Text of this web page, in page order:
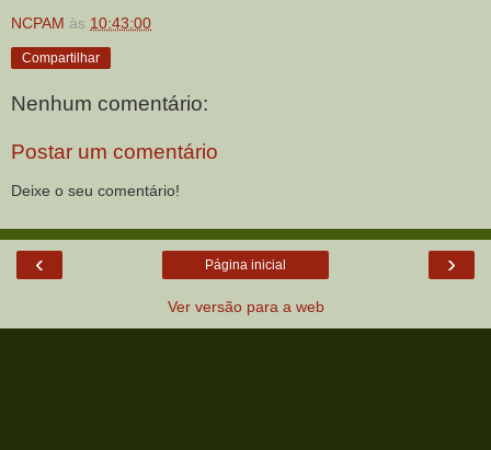
NCPAM às 10:43:00
Compartilhar
Nenhum comentário:
Postar um comentário
Deixe o seu comentário!
‹ ›
Página inicial
Ver versão para a web